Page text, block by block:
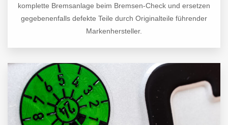
komplette Bremsanlage beim Bremsen-Check und ersetzen
gegebenenfalls defekte Teile durch Originalteile führender
Markenhersteller.